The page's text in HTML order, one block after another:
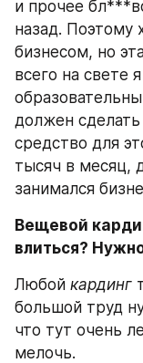
и прочее
назад. Поэтому
бизнесом, но
всего на свете
должен
средство для
тысяч в месяц,
занимался
Вещевой
влиться?
Любой кардинг
большой труд
что тут очень
мелочь.